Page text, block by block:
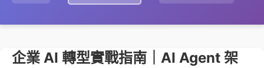
企業 AI 轉型實戰指南｜AI Agent 架